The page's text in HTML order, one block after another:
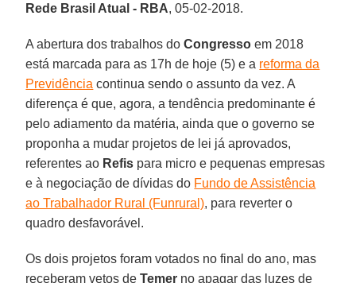
Rede Brasil Atual - RBA, 05-02-2018.
A abertura dos trabalhos doCongresso em 2018
está marcada para as 17h de hoje (5) e a reforma da
Previdência continua sendo o assunto da vez. A
diferença é que, agora, a tendência predominante é
pelo adiamento da matéria, ainda que o governo se
proponha a mudar projetos de lei já aprovados,
referentes ao Refis para micro e pequenas empresas
e à negociação de dívidas do Fundo de Assistência
ao Trabalhador Rural (Funrural), para reverter o
quadro desfavorável.
Os dois projetos foram votados no final do ano, mas
receberam vetos deTemer no apagar das luzes de